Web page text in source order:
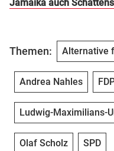
Jamaika auch
Themen: Alternative
Andrea Nahles
Ludwig-Maximilians-
Olaf Scholz SPD